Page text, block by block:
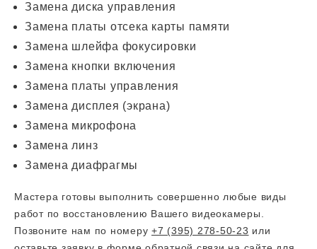
Замена диска управления
Замена платы отсека карты памяти
Замена шлейфа фокусировки
Замена кнопки включения
Замена платы управления
Замена дисплея (экрана)
Замена микрофона
Замена линз
Замена диафрагмы
Мастера готовы выполнить совершенно любые виды
работ по восстановлению Вашего видеокамеры.
Позвоните нам по номеру +7 (395) 278-50-23 или